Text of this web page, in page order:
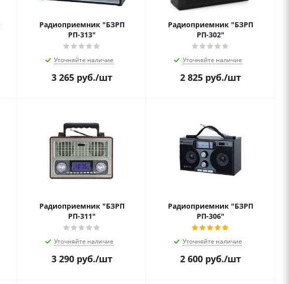
Радиоприемник "БЗРП
РП-313"
Уточняйте наличие
3 265руб./шт
Радиоприемник "БЗРП
РП-302"
Уточняйте наличие
2 825руб./шт
Радиоприемник "БЗРП
РП-311"
Уточняйте наличие
3 290руб./шт
Радиоприемник "БЗРП
РП-306"
Уточняйте наличие
2 600руб./шт